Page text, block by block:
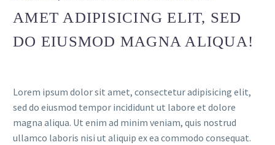
AMET ADIPISICING ELIT, SED
DO EIUSMOD MAGNA ALIQUA!
Lorem ipsum dolor sit amet, consectetur adipisicing elit,
sed do eiusmod tempor incididunt ut labore et dolore
magna aliqua. Ut enim ad minim veniam, quis nostrud
ullamco laboris nisi ut aliquip ex ea commodo consequat.